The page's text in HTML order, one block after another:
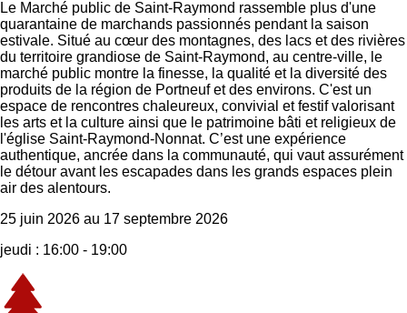
Le Marché public de Saint-Raymond rassemble plus d'une
quarantaine de marchands passionnés pendant la saison
estivale. Situé au cœur des montagnes, des lacs et des rivières
du territoire grandiose de Saint-Raymond, au centre-ville, le
marché public montre la finesse, la qualité et la diversité des
produits de la région de Portneuf et des environs. C'est un
espace de rencontres chaleureux, convivial et festif valorisant
les arts et la culture ainsi que le patrimoine bâti et religieux de
l'église Saint-Raymond-Nonnat. C’est une expérience
authentique, ancrée dans la communauté, qui vaut assurément
le détour avant les escapades dans les grands espaces plein
air des alentours.
25 juin 2026 au 17 septembre 2026
jeudi : 16:00 - 19:00